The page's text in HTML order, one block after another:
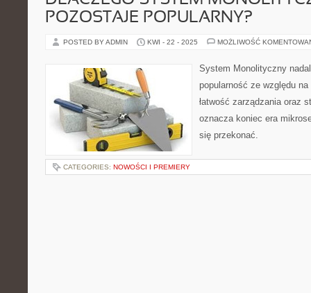
POZOSTAJE POPULARNY?
POSTED BY ADMIN KWI - 22 - 2025 MOŻLIWOŚĆ
System Monolityczny
popularność ze względu
łatwość zarządzania oraz
oznacza koniec era
się przekonać.
CATEGORIES: NOWOŚCI I PREMIERY